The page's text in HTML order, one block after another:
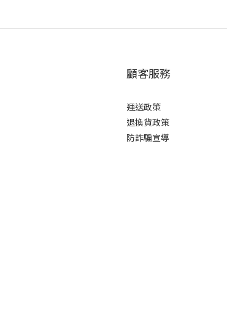
顧客服務
運送政策
退換貨政策
防詐騙宣導